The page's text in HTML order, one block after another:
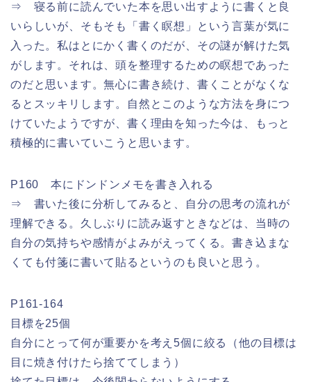
⇒ 寝る前に読んでいた本を思い出すように書くと良
いらしいが、そもそも「書く瞑想」という言葉が気に
入った。私はとにかく書くのだが、その謎が解けた気
がします。それは、頭を整理するための瞑想であった
のだと思います。無心に書き続け、書くことがなくな
るとスッキリします。自然とこのような方法を身につ
けていたようですが、書く理由を知った今は、もっと
積極的に書いていこうと思います。
P160 本にドンドンメモを書き入れる
⇒ 書いた後に分析してみると、自分の思考の流れが
理解できる。久しぶりに読み返すときなどは、当時の
自分の気持ちや感情がよみがえってくる。書き込まな
くても付箋に書いて貼るというのも良いと思う。
P161-164
目標を25個
自分にとって何が重要かを考え5個に絞る（他の目標は
目に焼き付けたら捨ててしまう）